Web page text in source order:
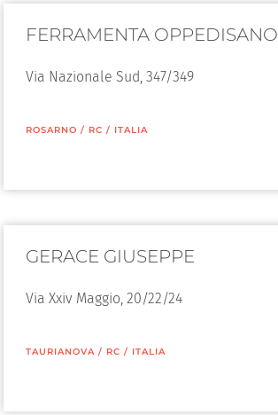
FERRAMENTA OPPEDISANO
Via Nazionale Sud, 347/349
ROSARNO / RC / ITALIA
GERACE GIUSEPPE
Via Xxiv Maggio, 20/22/24
TAURIANOVA / RC / ITALIA